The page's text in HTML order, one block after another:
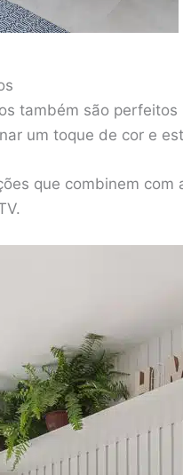
também são
um toque de cor e
que combinem